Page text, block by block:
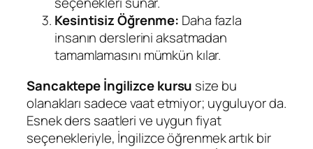
Kesintisiz Öğrenme: Daha fazla
insanın derslerini aksatmadan
tamamlamasını mümkün kılar.
Sancaktepe İngilizce kursu size bu
olanakları sadece vaat etmiyor; uyguluyor da.
Esnek ders saatleri ve uygun fiyat
seçenekleriyle, İngilizce öğrenmek artık bir